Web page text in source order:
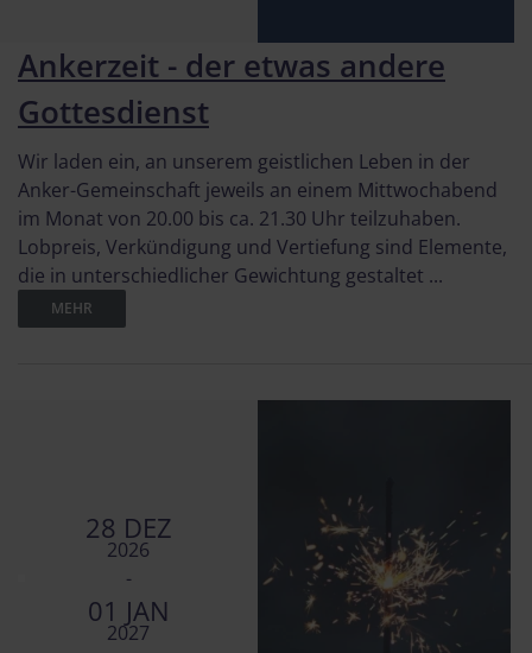
Ankerzeit - der etwas andere
Gottesdienst
Wir laden ein, an unserem geistlichen Leben in der
Anker-Gemeinschaft jeweils an einem Mittwochabend
im Monat von 20.00 bis ca. 21.30 Uhr teilzuhaben.
Lobpreis, Verkündigung und Vertiefung sind Elemente,
die in unterschiedlicher Gewichtung gestaltet ...
MEHR
28 DEZ
2026
-
01 JAN
2027